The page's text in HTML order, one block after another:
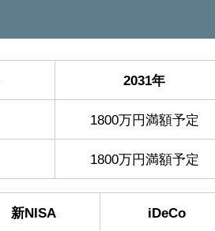
2031年
1800万円満額予定
1800万円満額予定
新NISA iDeCo